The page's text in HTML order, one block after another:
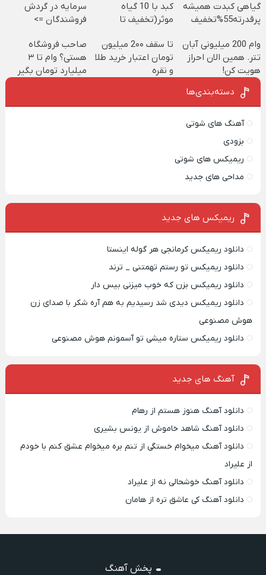
گیاهی کبدت همیشه
پرقدرته55%تخفیف
کبد با 10 گیاه
موثر(تخفیف تا
سرمایه در گردش
فروشندگان =>
کن
وام 200 میلیونی آبان
تتر. همین الان احراز
هویت کن!
تا سقف 2۰۰ میلیون
تومان اعتبار خرید طلا
و نقره
صاحب فروشگاه
هستی؟ وام تا ۳
میلیارد تومان بگیر
دسته‌بندی‌ها
آهنگ های شوتی
بزودی
ریمیکس های شوتی
مداحی های جدید
ریمیکس‌ های جدید
دانلود ریمیکس کرمانجی هر گوله اینستا
دانلود ریمیکس تو رستم تهمتنی _ ترند
دانلود ریمیکس بزن که خوب میزنی بیس دار
دانلود ریمیکس دیدی شد رسیدیم به هم آره شکر با صدای زن
هوش مصنوعی
دانلود ریمیکس ستاره میشی تو آسمونم هوش مصنوعی
آهنگ های جدید
دانلود آهنگ هنوز هستم از رهام
دانلود آهنگ شاهد خاموش از یونس بشیری
دانلود آهنگ میخوام خستگی از تنم بره میخوام عشق کنم با خودم
از علیراد
دانلود آهنگ خوشحالی نه از علیراد
دانلود آهنگ کی عاشق تره از هامان
پخش آهنگ